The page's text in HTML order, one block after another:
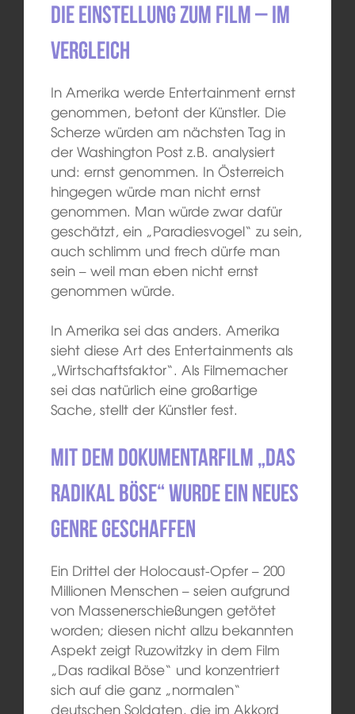
Die Einstellung zum Film – im
Vergleich
In Amerika werde Entertainment ernst
genommen, betont der Künstler. Die
Scherze würden am nächsten Tag in
der Washington Post z.B. analysiert
und: ernst genommen. In Österreich
hingegen würde man nicht ernst
genommen. Man würde zwar dafür
geschätzt, ein „Paradiesvogel“ zu sein,
auch schlimm und frech dürfe man
sein – weil man eben nicht ernst
genommen würde.
In Amerika sei das anders. Amerika
sieht diese Art des Entertainments als
„Wirtschaftsfaktor“. Als Filmemacher
sei das natürlich eine großartige
Sache, stellt der Künstler fest.
Mit dem Dokumentarfilm „Das
radikal Böse“ wurde ein neues
Genre geschaffen
Ein Drittel der Holocaust-Opfer – 200
Millionen Menschen – seien aufgrund
von Massenerschießungen getötet
worden; diesen nicht allzu bekannten
Aspekt zeigt Ruzowitzky in dem Film
„Das radikal Böse“ und konzentriert
sich auf die ganz „normalen“
deutschen Soldaten, die im Akkord